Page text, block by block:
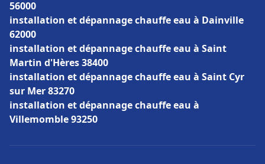
56000
installation et dépannage chauffe eau à Dainville
62000
installation et dépannage chauffe eau à Saint
Martin d'Hères 38400
installation et dépannage chauffe eau à Saint Cyr
sur Mer 83270
installation et dépannage chauffe eau à
Villemomble 93250